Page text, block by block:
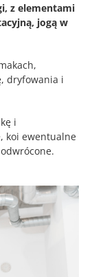
z elementami
jogą w
dryfowania i
i
koi ewentualne